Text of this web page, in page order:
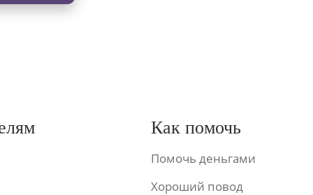
Как помочь
Помочь деньгами
Хороший повод